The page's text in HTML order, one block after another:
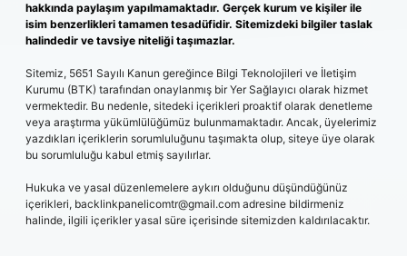
hakkında paylaşım yapılmamaktadır. Gerçek kurum ve kişiler ile
isim benzerlikleri tamamen tesadüfidir. Sitemizdeki bilgiler taslak
halindedir ve tavsiye niteliği taşımazlar.
Sitemiz, 5651 Sayılı Kanun gereğince Bilgi Teknolojileri ve İletişim
Kurumu (BTK) tarafından onaylanmış bir Yer Sağlayıcı olarak hizmet
vermektedir. Bu nedenle, sitedeki içerikleri proaktif olarak denetleme
veya araştırma yükümlülüğümüz bulunmamaktadır. Ancak, üyelerimiz
yazdıkları içeriklerin sorumluluğunu taşımakta olup, siteye üye olarak
bu sorumluluğu kabul etmiş sayılırlar.
Hukuka ve yasal düzenlemelere aykırı olduğunu düşündüğünüz
içerikleri, backlinkpanelicomtr@gmail.com adresine bildirmeniz
halinde, ilgili içerikler yasal süre içerisinde sitemizden kaldırılacaktır.